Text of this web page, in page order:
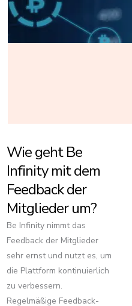
Wie geht Be
Infinity mit dem
Feedback der
Mitglieder um?
Be Infinity nimmt das
Feedback der Mitglieder
sehr ernst und nutzt es, um
die Plattform kontinuierlich
zu verbessern.
Regelmäßige Feedback-